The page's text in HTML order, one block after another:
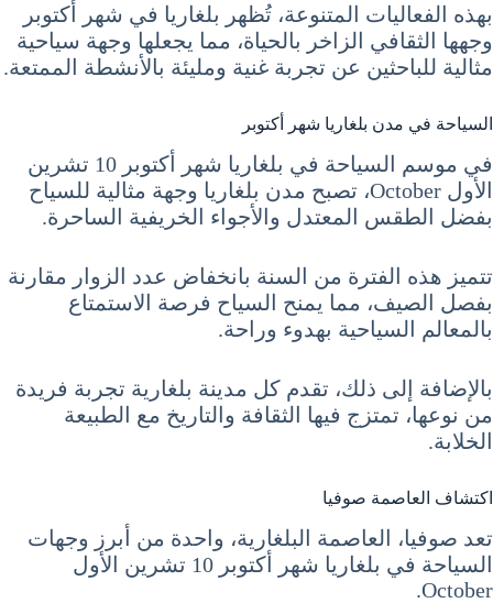
بهذه الفعاليات المتنوعة، تُظهر بلغاريا في شهر أكتوبر
وجهها الثقافي الزاخر بالحياة، مما يجعلها وجهة سياحية
مثالية للباحثين عن تجربة غنية ومليئة بالأنشطة الممتعة.
السياحة في مدن بلغاريا شهر أكتوبر
في موسم السياحة في بلغاريا شهر أكتوبر 10 تشرين
الأول October، تصبح مدن بلغاريا وجهة مثالية للسياح
بفضل الطقس المعتدل والأجواء الخريفية الساحرة.
تتميز هذه الفترة من السنة بانخفاض عدد الزوار مقارنة
بفصل الصيف، مما يمنح السياح فرصة الاستمتاع
بالمعالم السياحية بهدوء وراحة.
بالإضافة إلى ذلك، تقدم كل مدينة بلغارية تجربة فريدة
من نوعها، تمتزج فيها الثقافة والتاريخ مع الطبيعة
الخلابة.
اكتشاف العاصمة صوفيا
تعد صوفيا، العاصمة البلغارية، واحدة من أبرز وجهات
السياحة في بلغاريا شهر أكتوبر 10 تشرين الأول
October.